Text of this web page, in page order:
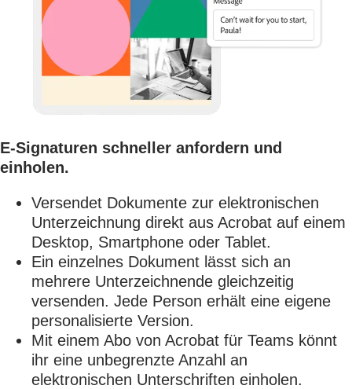
E-Signaturen schneller anfordern und
einholen.
Versendet Dokumente zur elektronischen
Unterzeichnung direkt aus Acrobat auf einem
Desktop, Smartphone oder Tablet.
Ein einzelnes Dokument lässt sich an
mehrere Unterzeichnende gleichzeitig
versenden. Jede Person erhält eine eigene
personalisierte Version.
Mit einem Abo von Acrobat für Teams könnt
ihr eine unbegrenzte Anzahl an
elektronischen Unterschriften einholen.